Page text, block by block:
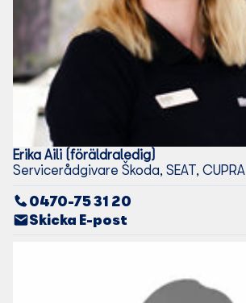
Erika Aili (föräldraledig)
Servicerådgivare Škoda, SEAT, CUPRA
0470-75 31 20
Skicka E-post